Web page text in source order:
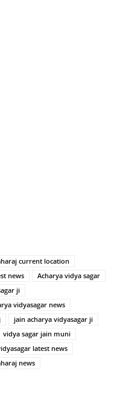
current location
news
Acharya vidya sagar
ji
vidyasagar news
jain acharya vidyasagar ji
vidya sagar jain muni
latest news
news